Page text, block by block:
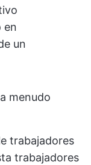
en
un
menudo
trabajadores
trabajadores